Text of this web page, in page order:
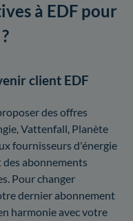
à EDF pour
client EDF
des offres
Vattenfall, Planète
fournisseurs d'énergie
abonnements
Pour changer
dernier abonnement
harmonie avec votre